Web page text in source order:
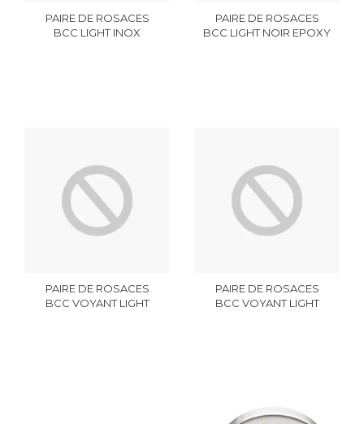
PAIRE DE ROSACES
BCC LIGHT INOX
PAIRE DE ROSACES
BCC LIGHT NOIR EPOXY
PAIRE DE ROSACES
BCC VOYANT LIGHT
PAIRE DE ROSACES
BCC VOYANT LIGHT